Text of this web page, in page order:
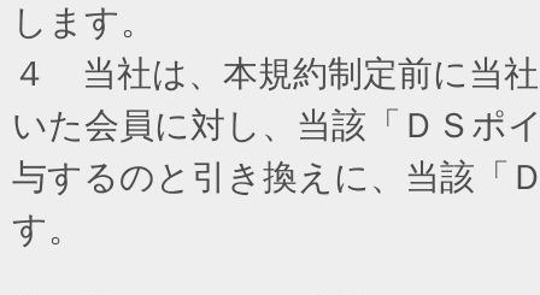
します。
４ 当社は、本規約制定前に当
いた会員に対し、当該「ＤＳポ
与するのと引き換えに、当該「
す。